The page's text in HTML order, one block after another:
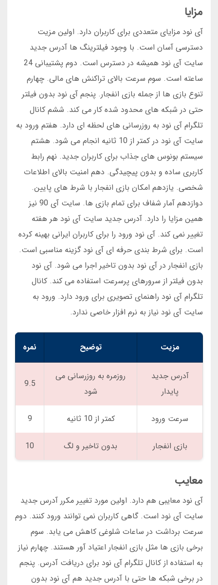
مزایا
آی نود مزایای متعددی برای کاربران دارد. اولین مزیت
دسترسی آسان است. با وجود فیلترینگ ها آدرس جدید
سایت آی نود همیشه در دسترس است. دوم پشتیبانی 24
ساعته است. سوم سرعت بالای تراکنش های مالی. چهارم
تنوع بازی ها از جمله بازی انفجار. پنجم آی نود بدون فیلتر
حتی در شبکه های محدود شده کار می کند. ششم کانال
تلگرام آی نود به روزرسانی های لحظه ای دارد. هفتم ورود به
سایت آی نود در کمتر از 10 ثانیه انجام می شود. هشتم
سیستم بونوس های جذاب برای کاربران جدید. نهم رابط
کاربری ساده و بدون پیچیدگی. دهم امنیت بالای اطلاعات
شخصی. یازدهم امکان بازی انفجار با شرط های پایین.
دوازدهم آمار شفاف برای تمام بازی ها. سایت آی 90 نیز
همین مزایا را دارد. آدرس جدید سایت آی نود هر هفته
تغییر نمی کند. آی نود ورود را برای کاربران ایرانی بهینه کرده
است. برای شرط بندی حرفه ای آی نود گزینه مناسبی است.
بازی انفجار در آی نود بدون تاخیر اجرا می شود. آی نود
بدون فیلتر از سرورهای پرسرعت استفاده می کند. کانال
تلگرام آی نود راهنمای تصویری برای ورود دارد. ورود به
سایت آی نود نیاز به نرم افزار خاصی ندارد.
مزیت توضیح نمره
آدرس جدید
پایدار
روزمره به روزرسانی می
شود
9.5
سرعت ورود کمتر از 10 ثانیه 9
بازی انفجار بدون تاخیر و لگ 10
معایب
آی نود معایبی هم دارد. اولین مورد تغییر مکرر آدرس جدید
سایت آی نود است. گاهی کاربران نمی توانند ورود کنند. دوم
سرعت برداشت در ساعات شلوغی کاهش می یابد. سوم
برخی بازی ها مثل بازی انفجار اعتیاد آور هستند. چهارم نیاز
به استفاده از کانال تلگرام آی نود برای دریافت آدرس. پنجم
در برخی شبکه ها حتی با آدرس جدید هم آی نود بدون